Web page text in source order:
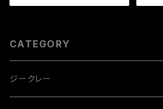
CATEGORY
ジークレー